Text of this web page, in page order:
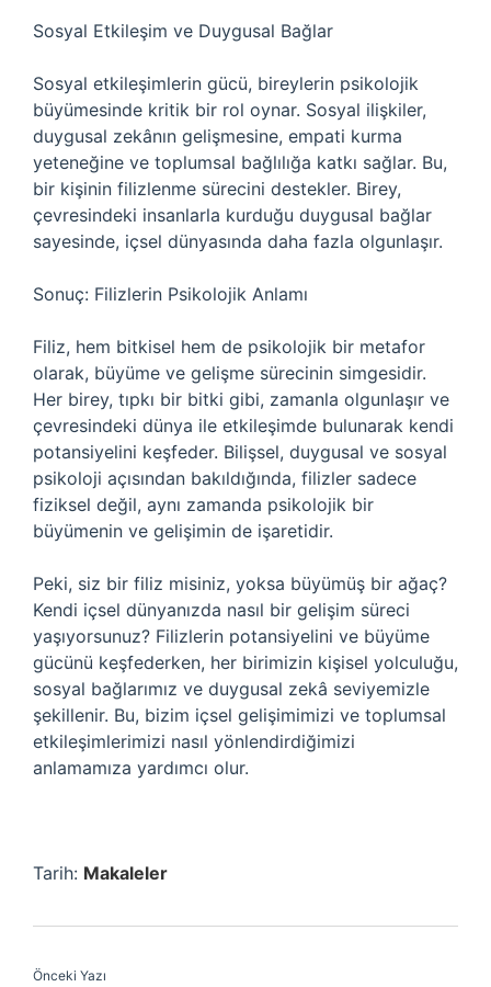
Sosyal Etkileşim ve Duygusal Bağlar
Sosyal etkileşimlerin gücü, bireylerin psikolojik
büyümesinde kritik bir rol oynar. Sosyal ilişkiler,
duygusal zekânın gelişmesine, empati kurma
yeteneğine ve toplumsal bağlılığa katkı sağlar. Bu,
bir kişinin filizlenme sürecini destekler. Birey,
çevresindeki insanlarla kurduğu duygusal bağlar
sayesinde, içsel dünyasında daha fazla olgunlaşır.
Sonuç: Filizlerin Psikolojik Anlamı
Filiz, hem bitkisel hem de psikolojik bir metafor
olarak, büyüme ve gelişme sürecinin simgesidir.
Her birey, tıpkı bir bitki gibi, zamanla olgunlaşır ve
çevresindeki dünya ile etkileşimde bulunarak kendi
potansiyelini keşfeder. Bilişsel, duygusal ve sosyal
psikoloji açısından bakıldığında, filizler sadece
fiziksel değil, aynı zamanda psikolojik bir
büyümenin ve gelişimin de işaretidir.
Peki, siz bir filiz misiniz, yoksa büyümüş bir ağaç?
Kendi içsel dünyanızda nasıl bir gelişim süreci
yaşıyorsunuz? Filizlerin potansiyelini ve büyüme
gücünü keşfederken, her birimizin kişisel yolculuğu,
sosyal bağlarımız ve duygusal zekâ seviyemizle
şekillenir. Bu, bizim içsel gelişimimizi ve toplumsal
etkileşimlerimizi nasıl yönlendirdiğimizi
anlamamıza yardımcı olur.
Tarih: Makaleler
Önceki Yazı